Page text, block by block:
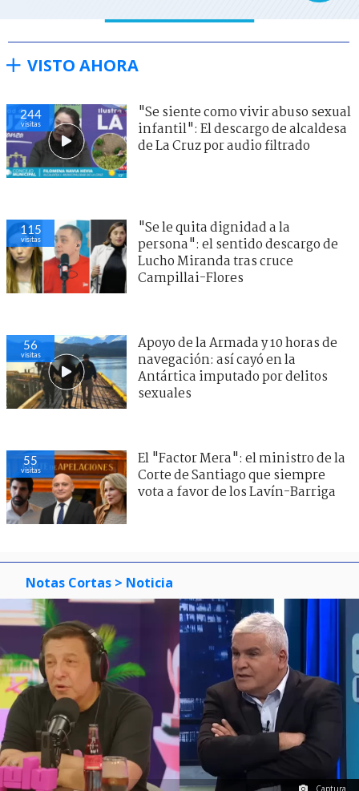
VISTO AHORA
244
visitas
"Se siente como vivir abuso sexual
infantil": El descargo de alcaldesa
de La Cruz por audio filtrado
115
visitas
"Se le quita dignidad a la
persona": el sentido descargo de
Lucho Miranda tras cruce
Campillai-Flores
56
visitas
Apoyo de la Armada y 10 horas de
navegación: así cayó en la
Antártica imputado por delitos
sexuales
55
visitas
El "Factor Mera": el ministro de la
Corte de Santiago que siempre
vota a favor de los Lavín-Barriga
Notas Cortas > Noticia